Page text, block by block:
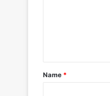
t
*
Name *